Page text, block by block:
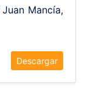
Mancía,
Descargar